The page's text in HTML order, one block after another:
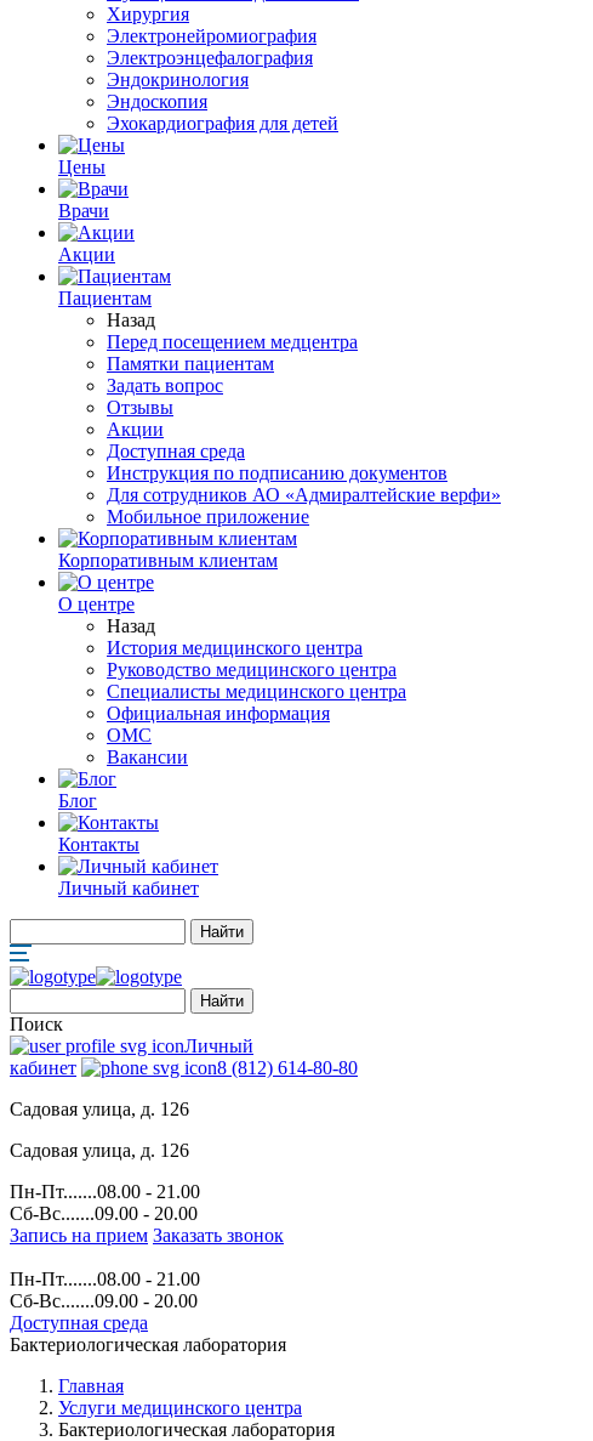
Хирургия
Электронейромиография
Электроэнцефалография
Эндокринология
Эндоскопия
Эхокардиография для детей
Цены
Врачи
Акции
Пациентам
Назад
Перед посещением медцентра
Памятки пациентам
Задать вопрос
Отзывы
Акции
Доступная среда
Инструкция по подписанию документов
Для сотрудников АО «Адмиралтейские верфи»
Мобильное приложение
Корпоративным клиентам
О центре
Назад
История медицинского центра
Руководство медицинского центра
Специалисты медицинского центра
Официальная информация
ОМС
Вакансии
Блог
Контакты
Личный кабинет
Поиск
Личный
кабинет
8 (812) 614-80-80
Садовая улица, д. 126
Садовая улица, д. 126
Пн-Пт.......08.00 - 21.00
Сб-Вс.......09.00 - 20.00
Запись на прием Заказать звонок
Пн-Пт.......08.00 - 21.00
Сб-Вс.......09.00 - 20.00
Доступная среда
Бактериологическая лаборатория
Главная
Услуги медицинского центра
Бактериологическая лаборатория